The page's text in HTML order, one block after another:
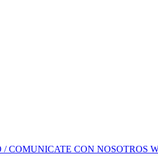
COMUNICATE CON NOSOTROS